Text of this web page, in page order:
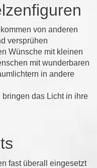
von anderen
versprühen
Wünsche mit kleinen
mit wunderbaren
in andere
das Licht in ihre
fast überall eingesetzt